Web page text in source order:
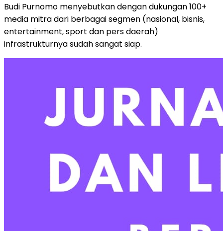
Budi Purnomo menyebutkan dengan dukungan 100+
media mitra dari berbagai segmen (nasional, bisnis,
entertainment, sport dan pers daerah)
infrastrukturnya sudah sangat siap.